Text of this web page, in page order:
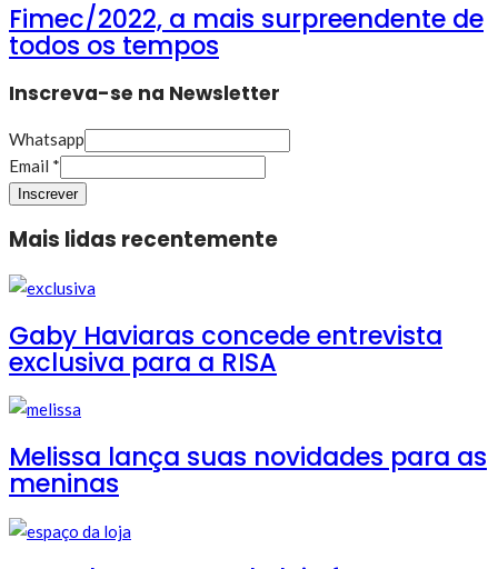
Fimec/2022, a mais surpreendente de
todos os tempos
Inscreva-se na Newsletter
Whatsapp
Email *
Inscrever
Mais lidas recentemente
Gaby Haviaras concede entrevista
exclusiva para a RISA
Melissa lança suas novidades para as
meninas